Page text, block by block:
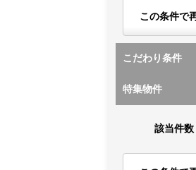
この条件で
こだわり条件
特集物件
該当件数